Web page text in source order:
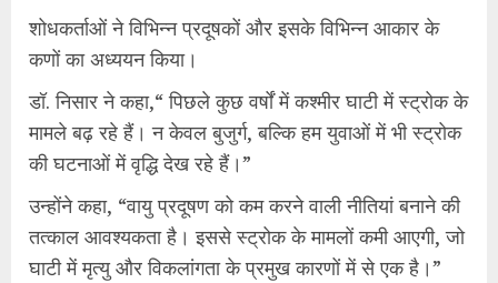
शोधकर्ताओं ने विभिन्न प्रदूषकों और इसके विभिन्न आकार के
कणों का अध्ययन किया।
डॉ. निसार ने कहा,“ पिछले कुछ वर्षों में कश्मीर घाटी में स्ट्रोक के
मामले बढ़ रहे हैं। न केवल बुजुर्ग, बल्कि हम युवाओं में भी स्ट्रोक
की घटनाओं में वृद्धि देख रहे हैं।”
उन्होंने कहा, “वायु प्रदूषण को कम करने वाली नीतियां बनाने की
तत्काल आवश्यकता है। इससे स्ट्रोक के मामलों कमी आएगी, जो
घाटी में मृत्यु और विकलांगता के प्रमुख कारणों में से एक है।”